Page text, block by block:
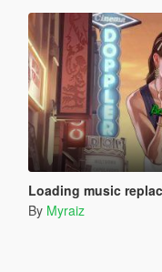
Loading music
By Myraiz